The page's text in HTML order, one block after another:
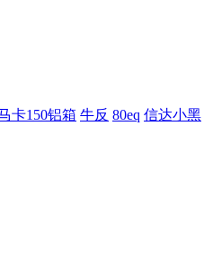
卡150铝箱 牛反 80eq 信达小黑